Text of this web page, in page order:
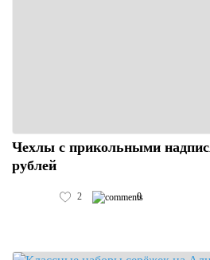
Чехлы с прикольными
рублей
2 0